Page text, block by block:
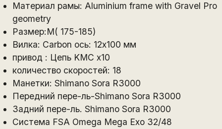
Материал рамы: Aluminium frame with Gravel Pro
geometry
Размер:M( 175-185)
Вилка: Carbon ось: 12x100 мм
привод : Цепь KMC x10
количество скоростей: 18
Манетки: Shimano Sora R3000
Передний пере-ль-Shimano Sora R3000
Задний пере-ль. Shimano Sora R3000
Система FSA Omega Mega Exo 32/48